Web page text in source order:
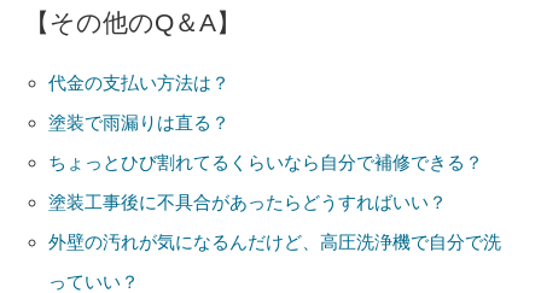
【その他のQ＆A】
代金の支払い方法は？
塗装で雨漏りは直る？
ちょっとひび割れてるくらいなら自分で補修できる？
塗装工事後に不具合があったらどうすればいい？
外壁の汚れが気になるんだけど、高圧洗浄機で自分で洗
っていい？